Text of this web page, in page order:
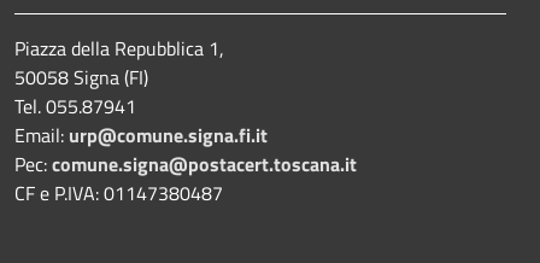
Piazza della Repubblica 1,
50058 Signa (FI)
Tel. 055.87941
Email: urp@comune.signa.fi.it
Pec:comune.signa@postacert.toscana.it
CF e P.IVA: 01147380487